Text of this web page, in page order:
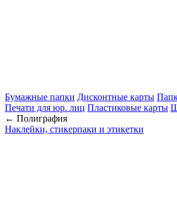
Бумажные папки Дисконтные карты
Печати для юр. лиц Пластиковые карты
← Полиграфия
Наклейки, стикерпаки и этикетки